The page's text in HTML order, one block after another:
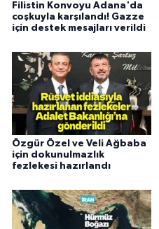
Filistin Konvoyu Adana'da
coşkuyla karşılandı! Gazze
için destek mesajları verildi
Özgür Özel ve Veli Ağbaba
için dokunulmazlık
fezlekesi hazırlandı